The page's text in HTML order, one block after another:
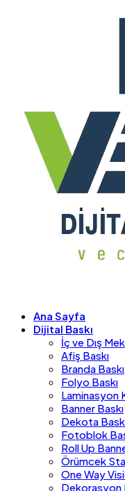
Ana Sayfa
Dijital Baskı
İç ve Dış
Afiş Baskı
Branda Baskı
Folyo Baskı
Laminasyon
Banner Baskı
Dekota
Fotoblok
Roll Up
Örümcek
One Way
Dekorasyon